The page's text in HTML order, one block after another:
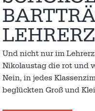
Und nicht nur im
Nikolaustag die rot und
Nein, in jedes
beglückten Groß und